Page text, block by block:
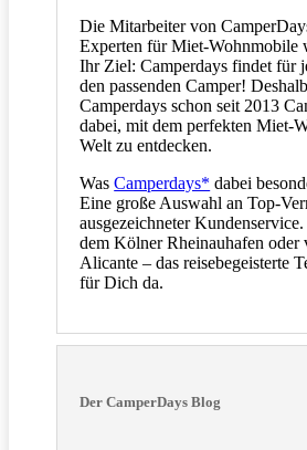
Die Mitarbeiter von
Experten für Miet-Wohnmobile
Ihr Ziel: Camperdays findet für
den passenden Camper!
Camperdays schon seit 2013
dabei, mit dem perfekten Miet-
Welt zu entdecken.
WasCamperdays* dabei
Eine große Auswahl an Top-
ausgezeichneter
dem Kölner Rheinauhafen oder
Alicante – das reisebegeisterte
für Dich da.
Der CamperDays Blog